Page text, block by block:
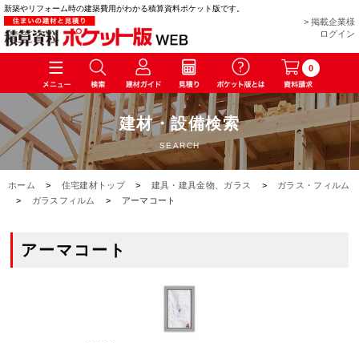
新築やリフォーム時の建築費用がわかる積算資料ポケット版です。
> 掲載企業様
ログイン
0
建材・設備検索
SEARCH
ホーム > 住宅建材トップ > 建具・建具金物、ガラス >
ガラス・フィルム
>
ガラスフィルム > アーマコート
アーマコート